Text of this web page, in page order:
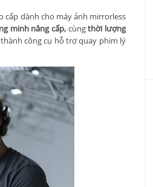
cấp dành cho máy ảnh mirrorless
minh nâng cấp,cùngthời lượng
công cụ hỗ trợ quay phim lý